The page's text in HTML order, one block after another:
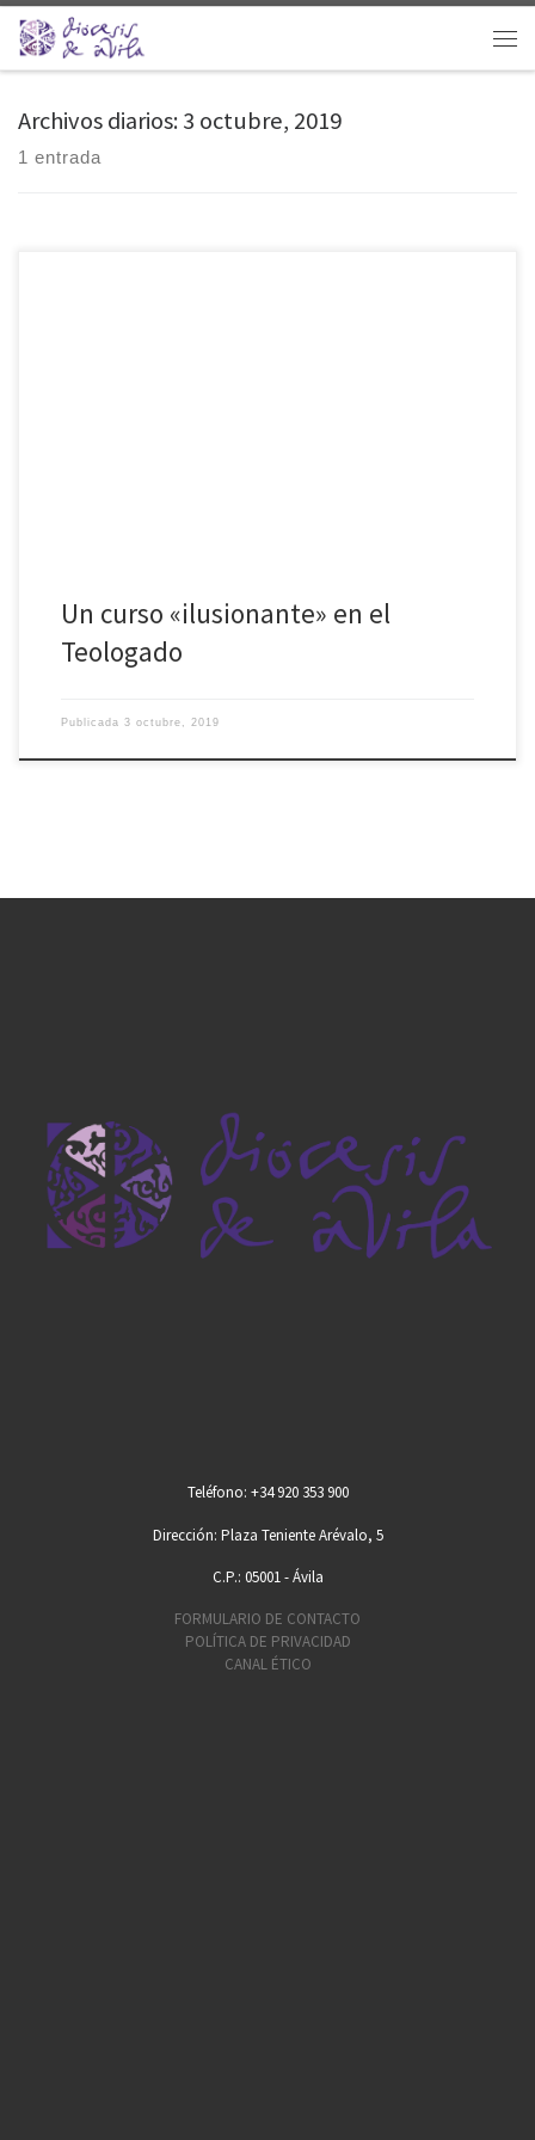
Saltar al contenido
Archivos diarios:3 octubre, 2019
1 entrada
Un curso «ilusionante» en el
Teologado
Publicada 3 octubre, 2019
Teléfono: +34 920 353 900
Dirección: Plaza Teniente Arévalo, 5
C.P.: 05001 - Ávila
FORMULARIO DE CONTACTO
POLÍTICA DE PRIVACIDAD
CANAL ÉTICO